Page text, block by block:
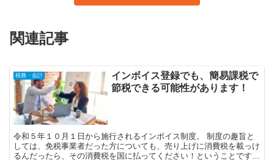
関連記事
税務・会計
インボイス登録でも、簡易課税で
節税できる可能性があります！
令和５年１０月１日から施行されるインボイス制度。 制度の趣旨と
しては、免税事業者だった方についても、売り上げに消費税を載っけ
るんだったら、その消費税を国に払ってください！ということです。